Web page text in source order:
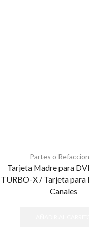
Partes o
Tarjeta Madre para
TURBO-X / Tarjeta para
Canales